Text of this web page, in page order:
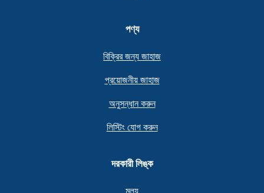
পণ্য
বিক্রির জন্য জাহাজ
প্রয়োজনীয় জাহাজ
অনুসন্ধান করুন
লিস্টিং যোগ করুন
দরকারী লিঙ্ক